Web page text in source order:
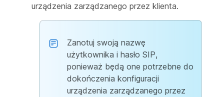
urządzenia zarządzanego przez klienta.
Zanotuj swoją nazwę
użytkownika i hasło SIP,
ponieważ będą one potrzebne do
dokończenia konfiguracji
urządzenia zarządzanego przez